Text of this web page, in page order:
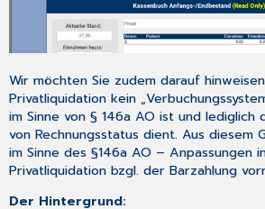
Praxis
4.2.1
des
Hinweises
und
des
Bestellprozesses
für
Zertifikate
Wir möchten Sie zudem darauf
Privatliquidation kein
im Sinne von § 146a AO ist und lediglich
von Rechnungsstatus dient. Aus diesem
im Sinne des §146a AO – Anpassungen
Privatliquidation bzgl. der Barzahlung
Der Hintergrund: